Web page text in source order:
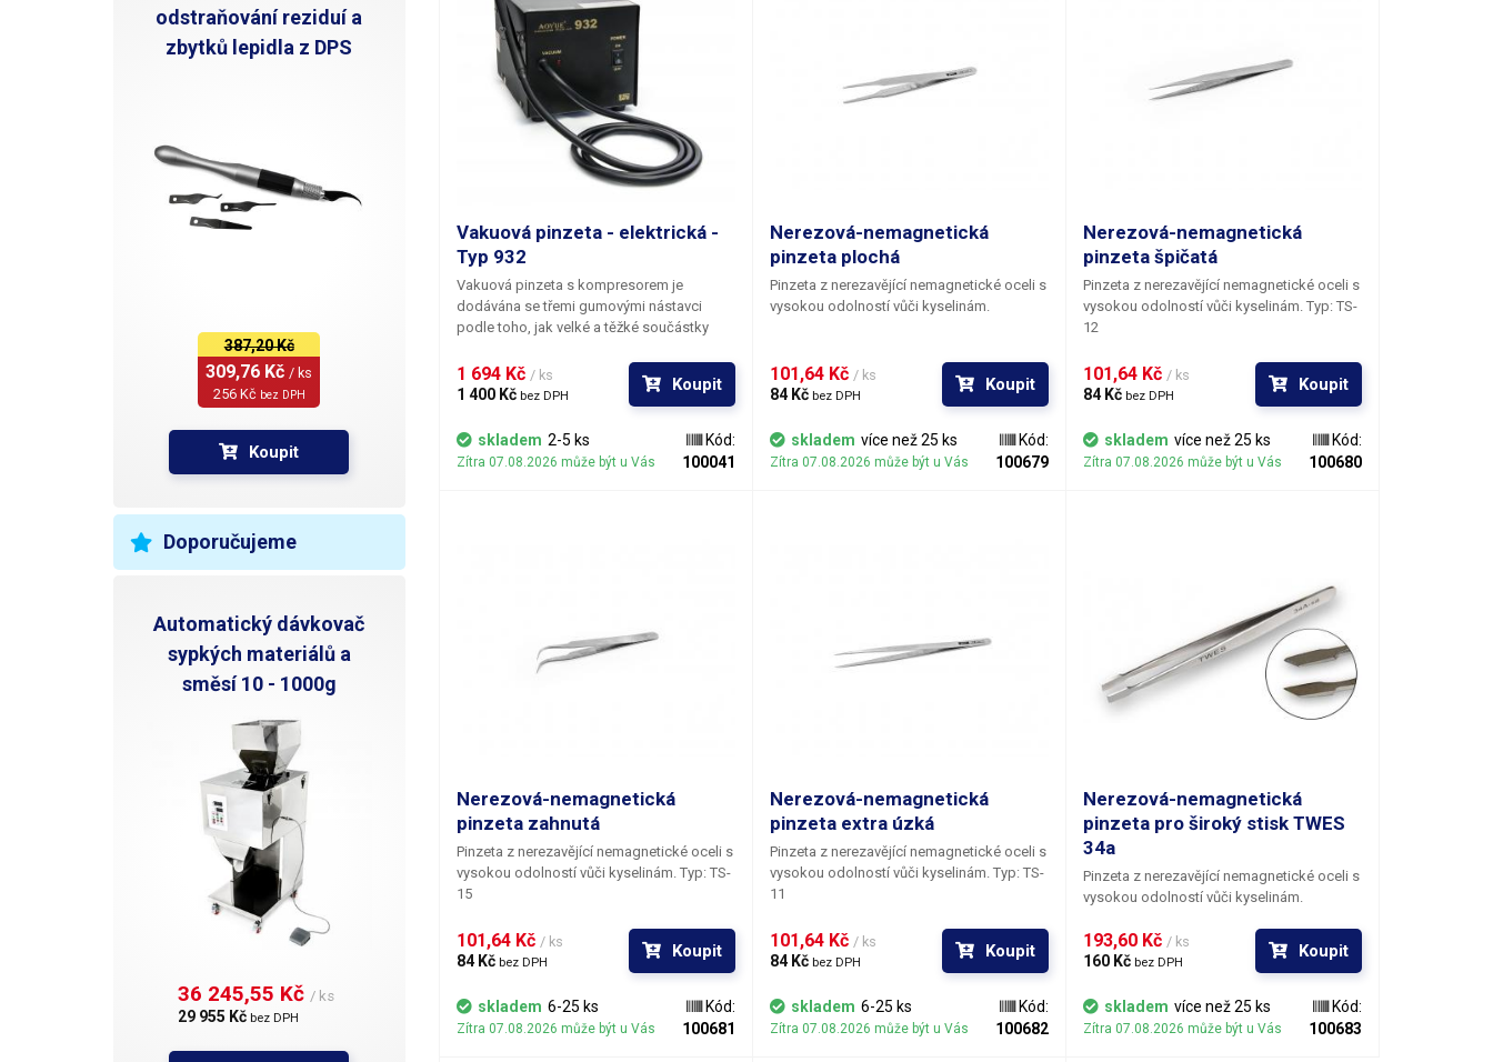
odstraňování reziduí a
zbytků lepidla z DPS
387,20 Kč
309,76 Kč / ks
256 Kč bez DPH
Koupit
Doporučujeme
Automatický dávkovač
sypkých materiálů a
směsí 10 - 1000g
36 245,55 Kč / ks
29 955 Kč bez DPH
Váha balení [kg]:
Vakuová pinzeta - elektrická -
Typ 932
Vakuová pinzeta s kompresorem je
dodávána se třemi gumovými nástavci
podle toho, jak velké a těžké součástky
mm pro součástky do hmotnosti 40 g,
střední s poloměrem 7 mm do 18 g a malý
3 mm do 3 g. Sací příkon kompresoru je 20
– 25W. Na boku přístroje je úchytka pro
odložení sacího pera.
1 694 Kč / ks
1 400 Kč bez DPH
Koupit
skladem 2-5 ks
Zítra 07.08.2026 může být u Vás
Kód:
100041
Nerezová-nemagnetická
pinzeta plochá
Pinzeta z nerezavějící nemagnetické oceli s
vysokou odolností vůči kyselinám.
101,64 Kč / ks
84 Kč bez DPH
Koupit
skladem více než 25 ks
Zítra 07.08.2026 může být u Vás
Kód:
100679
Nerezová-nemagnetická
pinzeta špičatá
Pinzeta z nerezavějící nemagnetické oceli s
vysokou odolností vůči kyselinám. Typ: TS-
12
101,64 Kč / ks
84 Kč bez DPH
Koupit
skladem více než 25 ks
Zítra 07.08.2026 může být u Vás
Kód:
100680
Nerezová-nemagnetická
pinzeta zahnutá
Pinzeta z nerezavějící nemagnetické oceli s
vysokou odolností vůči kyselinám. Typ: TS-
15
101,64 Kč / ks
84 Kč bez DPH
Koupit
skladem 6-25 ks
Zítra 07.08.2026 může být u Vás
Kód:
100681
Nerezová-nemagnetická
pinzeta extra úzká
Pinzeta z nerezavějící nemagnetické oceli s
vysokou odolností vůči kyselinám. Typ: TS-
11
101,64 Kč / ks
84 Kč bez DPH
Koupit
skladem 6-25 ks
Zítra 07.08.2026 může být u Vás
Kód:
100682
Nerezová-nemagnetická
pinzeta pro široký stisk TWES
34a
Pinzeta z nerezavějící nemagnetické oceli s
vysokou odolností vůči kyselinám.
193,60 Kč / ks
160 Kč bez DPH
Koupit
skladem více než 25 ks
Zítra 07.08.2026 může být u Vás
Kód:
100683